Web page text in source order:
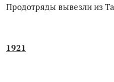
Продотряды вывезли из
1921